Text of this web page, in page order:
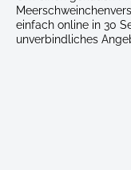
einfach online in 30
unverbindliches